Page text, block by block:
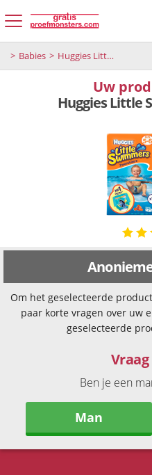
Babies Huggies Little Swimmers mt 5-6
Uw
Huggies Little
Om het geselecteerde
paar korte vragen over uw
geselecteerde
Vraag
Ben je een
Man